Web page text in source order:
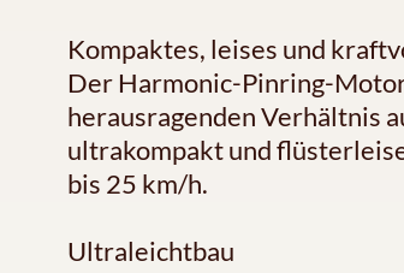
Kompaktes, leises und
Der Harmonic-Pinring-
herausragenden Verhältnis
ultrakompakt und
bis 25 km/h.
Ultraleichtbau